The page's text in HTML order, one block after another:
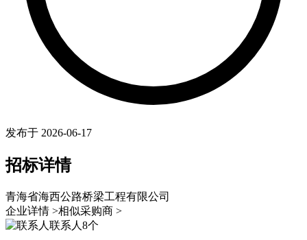
发布于 2026-06-17
招标详情
青海省海西公路桥梁工程有限公司
企业详情 >相似采购商 >
联系人 8个